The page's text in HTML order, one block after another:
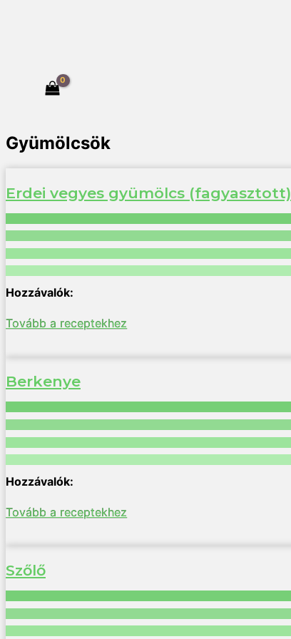
Gyümölcsök
Erdei vegyes gyümölcs (fagyasztott)
Tovább a receptekhez
Berkenye
Tovább a receptekhez
Szőlő